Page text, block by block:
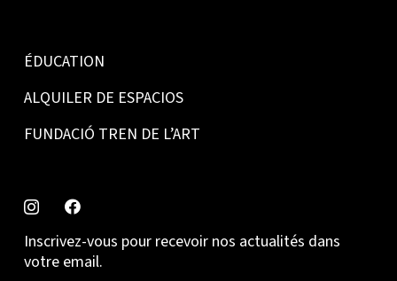
ÉDUCATION
ALQUILER DE ESPACIOS
FUNDACIÓ TREN DE L’ART
Inscrivez-vous pour recevoir nos actualités dans
votre email.